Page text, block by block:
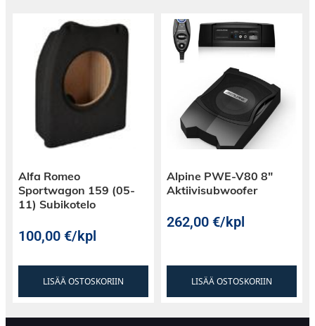
Alfa Romeo
Sportwagon 159 (05-
11) Subikotelo
100,00€/kpl
LISÄÄ OSTOSKORIIN
Alpine PWE-V80 8″
Aktiivisubwoofer
262,00€/kpl
LISÄÄ OSTOSKORIIN